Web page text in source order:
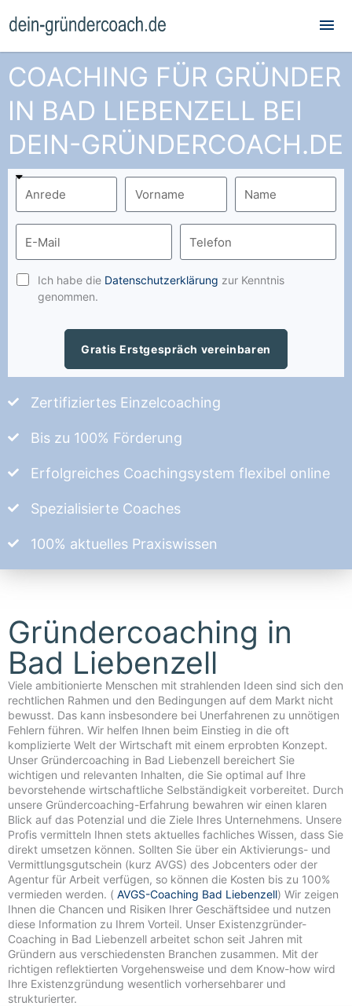
COACHING FÜR GRÜNDER
IN BAD LIEBENZELL BEI
DEIN-GRÜNDERCOACH.DE
Ich habe die Datenschutzerklärung zur Kenntnis
genommen.
Gratis Erstgespräch vereinbaren
Zertifiziertes Einzelcoaching
Bis zu 100% Förderung
Erfolgreiches Coachingsystem flexibel online
Spezialisierte Coaches
100% aktuelles Praxiswissen
Gründercoaching in
Bad Liebenzell
Viele ambitionierte Menschen mit strahlenden Ideen sind sich den
rechtlichen Rahmen und den Bedingungen auf dem Markt nicht
bewusst. Das kann insbesondere bei Unerfahrenen zu unnötigen
Fehlern führen. Wir helfen Ihnen beim Einstieg in die oft
komplizierte Welt der Wirtschaft mit einem erprobten Konzept.
Unser Gründercoaching in Bad Liebenzell bereichert Sie
wichtigen und relevanten Inhalten, die Sie optimal auf Ihre
bevorstehende wirtschaftliche Selbständigkeit vorbereitet. Durch
unsere Gründercoaching-Erfahrung bewahren wir einen klaren
Blick auf das Potenzial und die Ziele Ihres Unternehmens. Unsere
Profis vermitteln Ihnen stets aktuelles fachliches Wissen, dass Sie
direkt umsetzen können. Sollten Sie über ein Aktivierungs- und
Vermittlungsgutschein (kurz AVGS) des Jobcenters oder der
Agentur für Arbeit verfügen, so können die Kosten bis zu 100%
vermieden werden. ( AVGS-Coaching Bad Liebenzell) Wir zeigen
Ihnen die Chancen und Risiken Ihrer Geschäftsidee und nutzen
diese Information zu Ihrem Vorteil. Unser Existenzgründer-
Coaching in Bad Liebenzell arbeitet schon seit Jahren mit
Gründern aus verschiedensten Branchen zusammen. Mit der
richtigen reflektierten Vorgehensweise und dem Know-how wird
Ihre Existenzgründung wesentlich vorhersehbarer und
strukturierter.